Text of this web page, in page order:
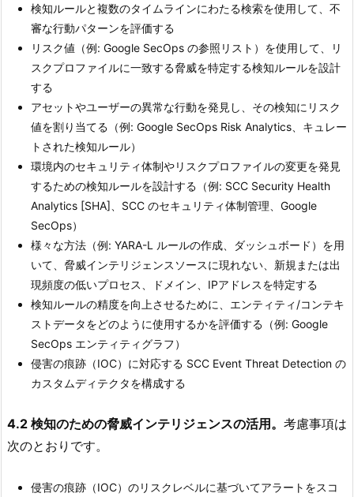
検知ルールと複数のタイムラインにわたる検索を使用して、不
審な行動パターンを評価する
リスク値（例: Google SecOps の参照リスト）を使用して、リ
スクプロファイルに一致する脅威を特定する検知ルールを設計
する
アセットやユーザーの異常な行動を発見し、その検知にリスク
値を割り当てる（例: Google SecOps Risk Analytics、キュレー
トされた検知ルール）
環境内のセキュリティ体制やリスクプロファイルの変更を発見
するための検知ルールを設計する（例: SCC Security Health
Analytics [SHA]、SCC のセキュリティ体制管理、Google
SecOps）
様々な方法（例: YARA-L ルールの作成、ダッシュボード）を用
いて、脅威インテリジェンスソースに現れない、新規または出
現頻度の低いプロセス、ドメイン、IPアドレスを特定する
検知ルールの精度を向上させるために、エンティティ/コンテキ
ストデータをどのように使用するかを評価する（例: Google
SecOps エンティティグラフ）
侵害の痕跡（IOC）に対応する SCC Event Threat Detection の
カスタムディテクタを構成する
4.2 検知のための脅威インテリジェンスの活用。 考慮事項は
次のとおりです。
侵害の痕跡（IOC）のリスクレベルに基づいてアラートをスコ